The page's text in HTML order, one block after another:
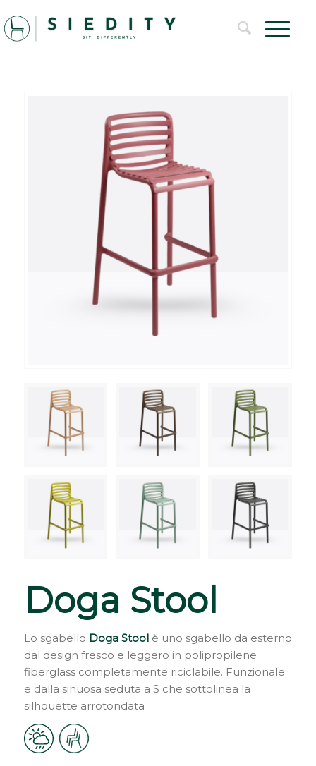
Doga Stool
Lo sgabello Doga Stoolè uno sgabello da esterno
dal design fresco e leggero in polipropilene
fiberglass completamente riciclabile. Funzionale
e dalla sinuosa seduta a S che sottolinea la
silhouette arrotondata